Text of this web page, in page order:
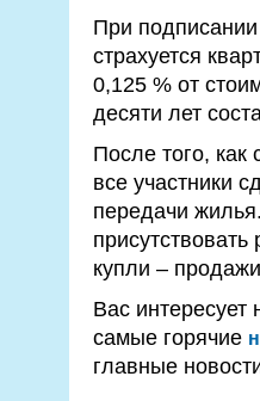
При
страхуется
0,125 % от
десяти лет
После того, как
все участники
передачи
купли –
Вас интересует
самые горячие
главные